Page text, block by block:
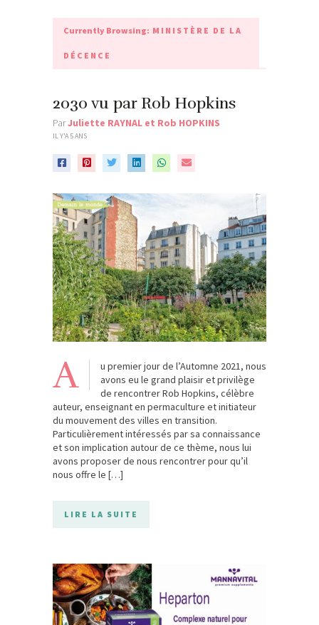
Currently Browsing: MINISTÈRE DE LA
DÉCENCE
2030 vu par Rob Hopkins
ParJuliette RAYNAL et Rob HOPKINS
IL Y'A 5 ANS
A
u premier jour de l’Automne 2021, nous
avons eu le grand plaisir et privilège
de rencontrer Rob Hopkins, célèbre
auteur, enseignant en permaculture et initiateur
du mouvement des villes en transition.
Particulièrement intéressés par sa connaissance
et son implication autour de ce thème, nous lui
avons proposer de nous rencontrer pour qu’il
nous offre le […]
LIRE LA SUITE